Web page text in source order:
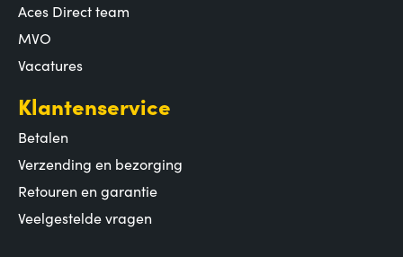
Aces Direct team
MVO
Vacatures
Klantenservice
Betalen
Verzending en bezorging
Retouren en garantie
Veelgestelde vragen